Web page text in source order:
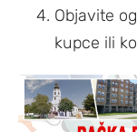
Objavite
kupce ili